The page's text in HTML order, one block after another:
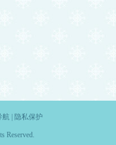
航 隐私保护
Reserved.